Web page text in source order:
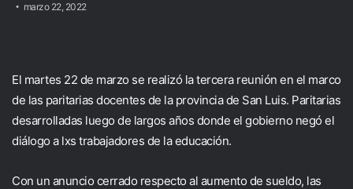
marzo 22, 2022
El martes 22 de marzo se realizó la tercera reunión en el marco
de las paritarias docentes de la provincia de San Luis. Paritarias
desarrolladas luego de largos años donde el gobierno negó el
diálogo a lxs trabajadores de la educación.
Con un anuncio cerrado respecto al aumento de sueldo, las